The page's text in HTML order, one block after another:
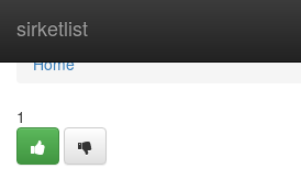
sirketlist
Home
Home
1